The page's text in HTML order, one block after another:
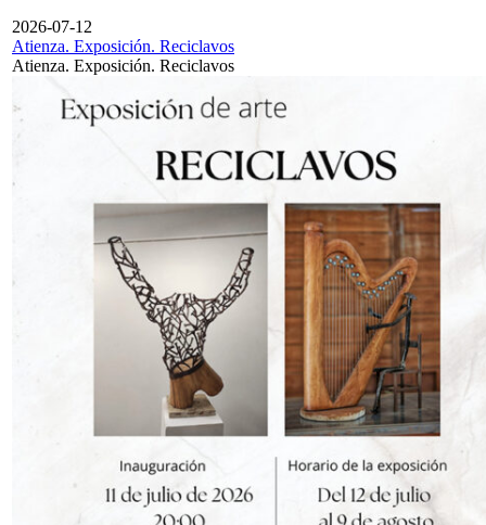
2026-07-12
Atienza. Exposición. Reciclavos
Atienza. Exposición. Reciclavos